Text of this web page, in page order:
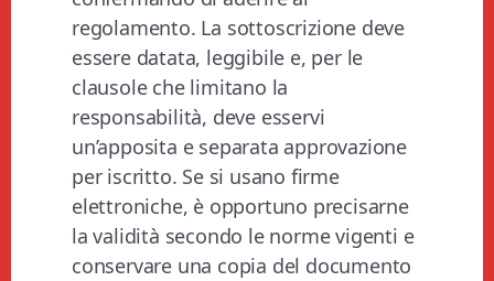
regolamento. La sottoscrizione deve
essere datata, leggibile e, per le
clausole che limitano la
responsabilità, deve esservi
un’apposita e separata approvazione
per iscritto. Se si usano firme
elettroniche, è opportuno precisarne
la validità secondo le norme vigenti e
conservare una copia del documento